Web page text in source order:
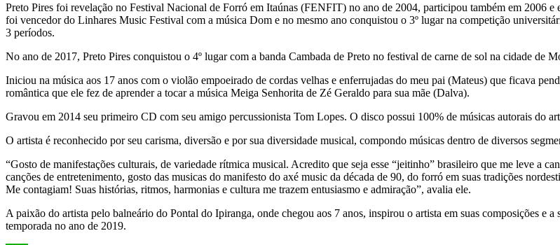
Preto Pires foi revelação no Festival Nacional de Forró em Itaúnas (FENFIT) no ano de 2004, participou também em 2006
foi vencedor do Linhares Music Festival com a música Dom e no mesmo ano conquistou o 3º lugar na competição
3 períodos.
No ano de 2017, Preto Pires conquistou o 4º lugar com a banda Cambada de Preto no festival de carne de sol na cidade de
Iniciou na música aos 17 anos com o violão empoeirado de cordas velhas e enferrujadas do meu pai (Mateus) que ficava
romântica que ele fez de aprender a tocar a música Meiga Senhorita de Zé Geraldo para sua mãe (Dalva).
Gravou em 2014 seu primeiro CD com seu amigo percussionista Tom Lopes. O disco possui 100% de músicas autorais do
O artista é reconhecido por seu carisma, diversão e por sua diversidade musical, compondo músicas dentro de diversos
“Gosto de manifestações culturais, de variedade rítmica musical. Acredito que seja esse “jeitinho” brasileiro que me leve a
canções de entretenimento, gosto das musicas do manifesto do axé music da década de 90, do forró em suas tradições
Me contagiam! Suas histórias, ritmos, harmonias e cultura me trazem entusiasmo e admiração”, avalia ele.
A paixão do artista pelo balneário do Pontal do Ipiranga, onde chegou aos 7 anos, inspirou o artista em suas composições e
temporada no ano de 2019.